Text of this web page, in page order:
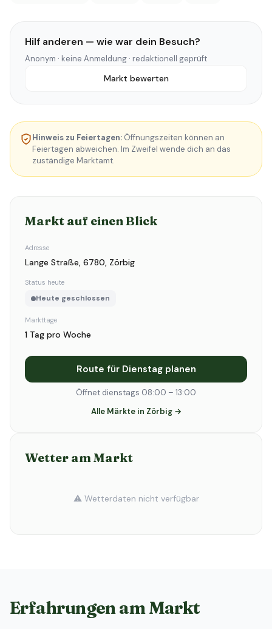
Hilf anderen — wie war dein Besuch?
Anonym · keine Anmeldung · redaktionell geprüft
Markt bewerten
Hinweis zu Feiertagen: Öffnungszeiten können an
Feiertagen abweichen. Im Zweifel wende dich an das
zuständige Marktamt.
Markt auf einen Blick
Adresse
Lange Straße, 6780, Zörbig
Status heute
Heute geschlossen
Markttage
1 Tag pro Woche
Route für Dienstag planen
Öffnet dienstags 08:00 – 13:00
Alle Märkte in Zörbig →
Wetter am Markt
⚠️ Wetterdaten nicht verfügbar
Erfahrungen am Markt